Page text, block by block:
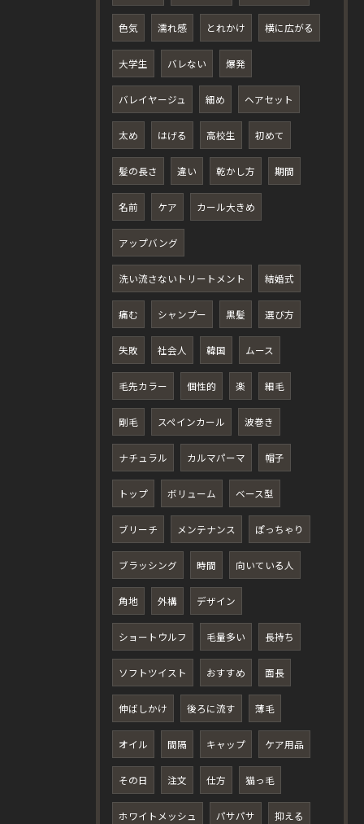
色気 濡れ感 とれかけ 横に広がる
大学生 バレない 爆発
バレイヤージュ 細め ヘアセット
太め はげる 高校生 初めて
髪の長さ 違い 乾かし方 期間
名前 ケア カール大きめ
アップバング
洗い流さないトリートメント 結婚式
痛む シャンプー 黒髪 選び方
失敗 社会人 韓国 ムース
毛先カラー 個性的 楽 細毛
剛毛 スペインカール 波巻き
ナチュラル カルマパーマ 帽子
トップ ボリューム ベース型
ブリーチ メンテナンス ぽっちゃり
ブラッシング 時間 向いている人
角地 外構 デザイン
ショートウルフ 毛量多い 長持ち
ソフトツイスト おすすめ 面長
伸ばしかけ 後ろに流す 薄毛
オイル 間隔 キャップ ケア用品
その日 注文 仕方 猫っ毛
ホワイトメッシュ パサパサ 抑える